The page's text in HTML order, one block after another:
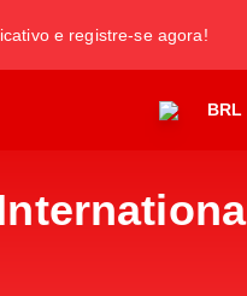
e registre-se agora!
BRL